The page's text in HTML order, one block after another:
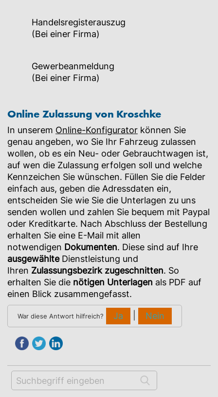
Handelsregisterauszug
(Bei einer Firma)
Gewerbeanmeldung
(Bei einer Firma)
Online Zulassung von Kroschke
In unserem Online-Konfigurator können Sie
genau angeben, wo Sie Ihr Fahrzeug zulassen
wollen, ob es ein Neu- oder Gebrauchtwagen ist,
auf wen die Zulassung erfolgen soll und welche
Kennzeichen Sie wünschen. Füllen Sie die Felder
einfach aus, geben die Adressdaten ein,
entscheiden Sie wie Sie die Unterlagen zu uns
senden wollen und zahlen Sie bequem mit Paypal
oder Kreditkarte. Nach Abschluss der Bestellung
erhalten Sie eine E-Mail mit allen
notwendigen Dokumenten. Diese sind auf Ihre
ausgewählteDienstleistung und
Ihren Zulassungsbezirk zugeschnitten. So
erhalten Sie die nötigen Unterlagen als PDF auf
einen Blick zusammengefasst.
War diese Antwort hilfreich? Ja Nein